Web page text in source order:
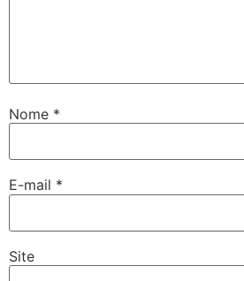
Nome *
E-mail *
Site